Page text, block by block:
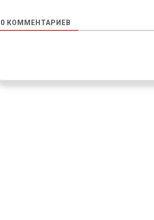
0 КОММЕНТАРИЕВ